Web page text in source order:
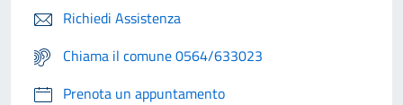
Richiedi Assistenza
Chiama il comune 0564/633023
Prenota un appuntamento